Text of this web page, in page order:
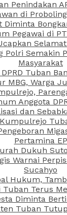
Penindakan
di
Diminta
Pegawai di
Polri Semakin
Masyarakat
Tuban
MBG, Warga
Anggota
dan
Pertamina EP
Dukuh
Warnai
Sucahyo
Hukum,
Terus
Diminta
Tuban